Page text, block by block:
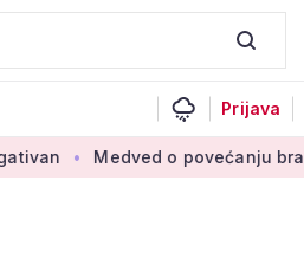
Prijava
Medved o povećanju braniteljskih